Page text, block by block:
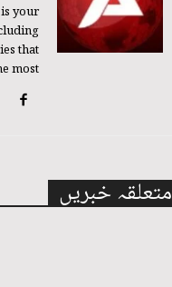
your
that
most."
متعلقہ خبریں